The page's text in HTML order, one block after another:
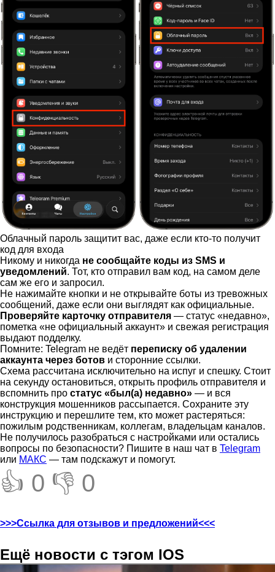
Облачный пароль защитит вас, даже если кто-то получит
код для входа
Никому и никогда не сообщайте коды из SMS и
уведомлений. Тот, кто отправил вам код, на самом деле
сам же его и запросил.
Не нажимайте кнопки и не открывайте боты из тревожных
сообщений, даже если они выглядят как официальные.
Проверяйте карточку отправителя — статус «недавно»,
пометка «не официальный аккаунт» и свежая регистрация
выдают подделку.
Помните: Telegram не ведёт переписку об удалении
аккаунта через ботов и сторонние ссылки.
Схема рассчитана исключительно на испуг и спешку. Стоит
на секунду остановиться, открыть профиль отправителя и
вспомнить про статус «был(а) недавно» — и вся
конструкция мошенников рассыпается. Сохраните эту
инструкцию и перешлите тем, кто может растеряться:
пожилым родственникам, коллегам, владельцам каналов.
Не получилось разобраться с настройками или остались
вопросы по безопасности? Пишите в наш чат в Telegram
или МАКС — там подскажут и помогут.
👍 0 👎 0
>>>Ссылка для отзывов и предложений<<<
Ещё новости с тэгом IOS